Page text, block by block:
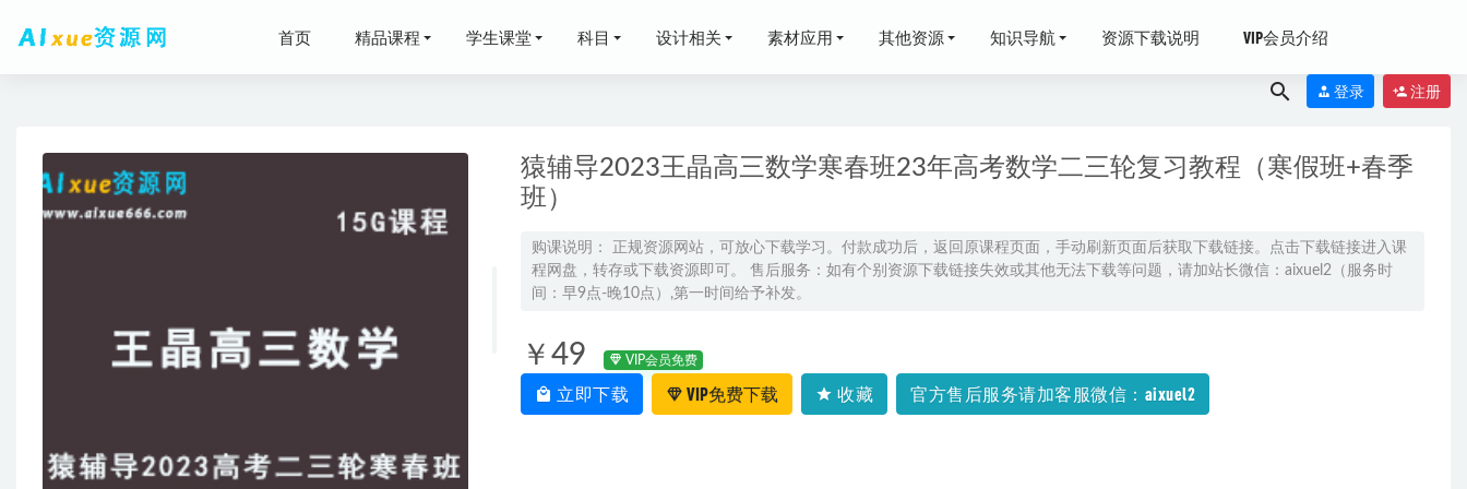
首页 精品课程 学生课堂 科目 设计相关 素材应用 其他资源 知识导航 资源下载说明 VIP会员介绍
登录 注册
猿辅导2023王晶高三数学寒春班23年高考数学二三轮复习教程（寒假班+春季
班）
购课说明： 正规资源网站，可放心下载学习。付款成功后，返回原课程页面，手动刷新页面后获取下载链接。点击下载链接进入课
程网盘，转存或下载资源即可。 售后服务：如有个别资源下载链接失效或其他无法下载等问题，请加站长微信：aixuel2（服务时
间：早9点-晚10点）,第一时间给予补发。
￥49 VIP会员免费
立即下载 VIP免费下载 收藏 官方售后服务请加客服微信：aixuel2
黄冈中学初中同步教程化学教学视频全套,3.38G百度网盘资源打包下载 2021-09-06
最新麻将视频教程马洪刚 牌技 麻将技巧，南北对决反赌视频，百度网盘资源打包下载
有道精品课姜牧初中初一初二初三物理全套视频课程，11.35G百度网盘资源下载
李林2024生物讲义高考一轮二轮复习讲义电子版 2023-10-27
学，国学，象棋，围棋，运动等课程